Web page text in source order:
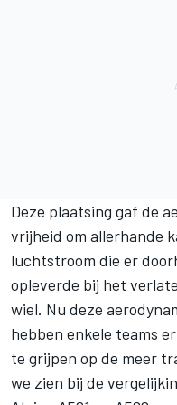
Deze plaatsing gaf de
vrijheid om allerhande
luchtstroom die er
opleverde bij het
wiel. Nu deze
hebben enkele teams
te grijpen op de meer
we zien bij de